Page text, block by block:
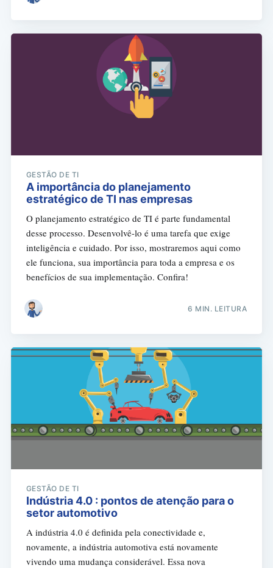
GESTÃO DE TI
A importância do planejamento
estratégico de TI nas empresas
O planejamento estratégico de TI é parte fundamental
desse processo. Desenvolvê-lo é uma tarefa que exige
inteligência e cuidado. Por isso, mostraremos aqui como
ele funciona, sua importância para toda a empresa e os
benefícios de sua implementação. Confira!
6 MIN. LEITURA
GESTÃO DE TI
Indústria 4.0 : pontos de atenção para o
setor automotivo
A indústria 4.0 é definida pela conectividade e,
novamente, a indústria automotiva está novamente
vivendo uma mudança considerável. Essa nova